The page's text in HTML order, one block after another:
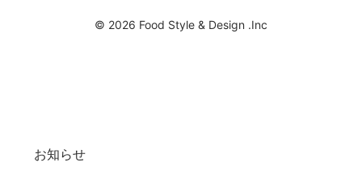
© 2026 Food Style & Design .Inc
お知らせ